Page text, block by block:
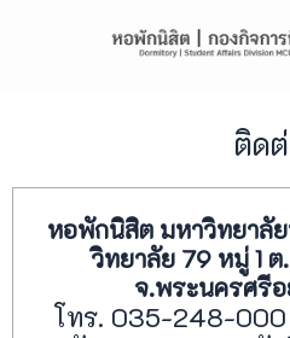
ติด
หอพักนิสิต มหาวิทยาลั
วิทยาลัย 79 หมู่ 1
จ.พระนครศรีอ
โทร. 035-248-